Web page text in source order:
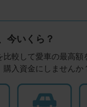
今いくら？
比較して愛車の最高額
購入資金にしませんか